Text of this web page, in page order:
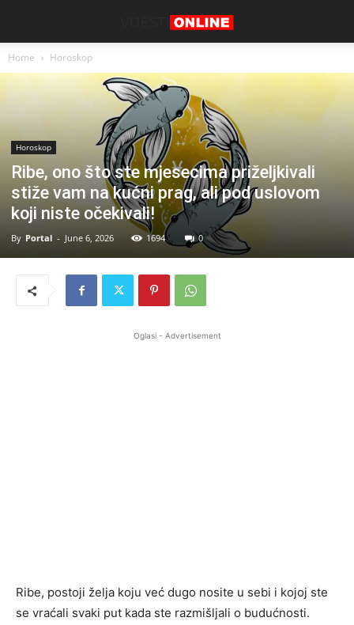
Home Horoskop
Horoskop
Ribe, ono što ste mjesecima priželjkivali
stiže vam na kućni prag, ali pod uslovom
koji niste očekivali!
By Portal - June 6, 2026 1694 0
Oglasi - Advertisement
Ribe, postoji želja koju već dugo nosite u sebi i kojoj ste
se vraćali svaki put kada ste razmišljali o budućnosti.